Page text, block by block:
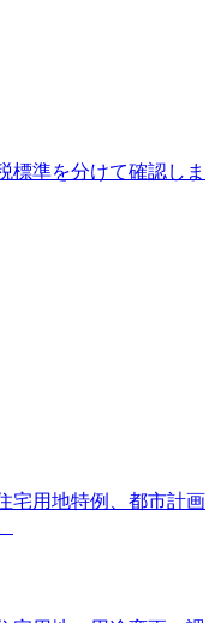
標準を分けて確認しま
宅用地特例、都市計画